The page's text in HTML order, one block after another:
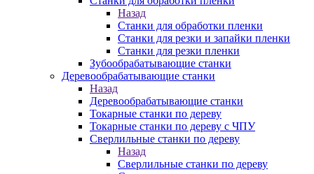
Назад
Станки для обработки пленки
Станки для резки и запайки пленки
Станки для резки пленки
Зубообрабатывающие станки
Деревообрабатывающие станки
Назад
Деревообрабатывающие станки
Токарные станки по дереву
Токарные станки по дереву с ЧПУ
Сверлильные станки по дереву
Назад
Сверлильные станки по дереву